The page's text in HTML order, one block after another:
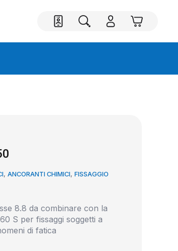
, ANCORANTI CHIMICI, FISSAGGIO
8.8 da combinare con la
S per fissaggi soggetti a
di fatica